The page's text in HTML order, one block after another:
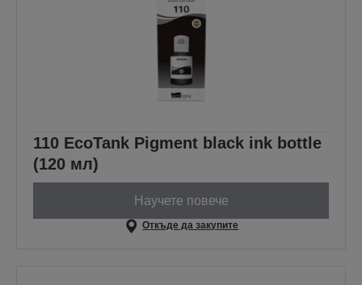
110 EcoTank Pigment black ink bottle
(120 мл)
Научете повече
Откъде да закупите